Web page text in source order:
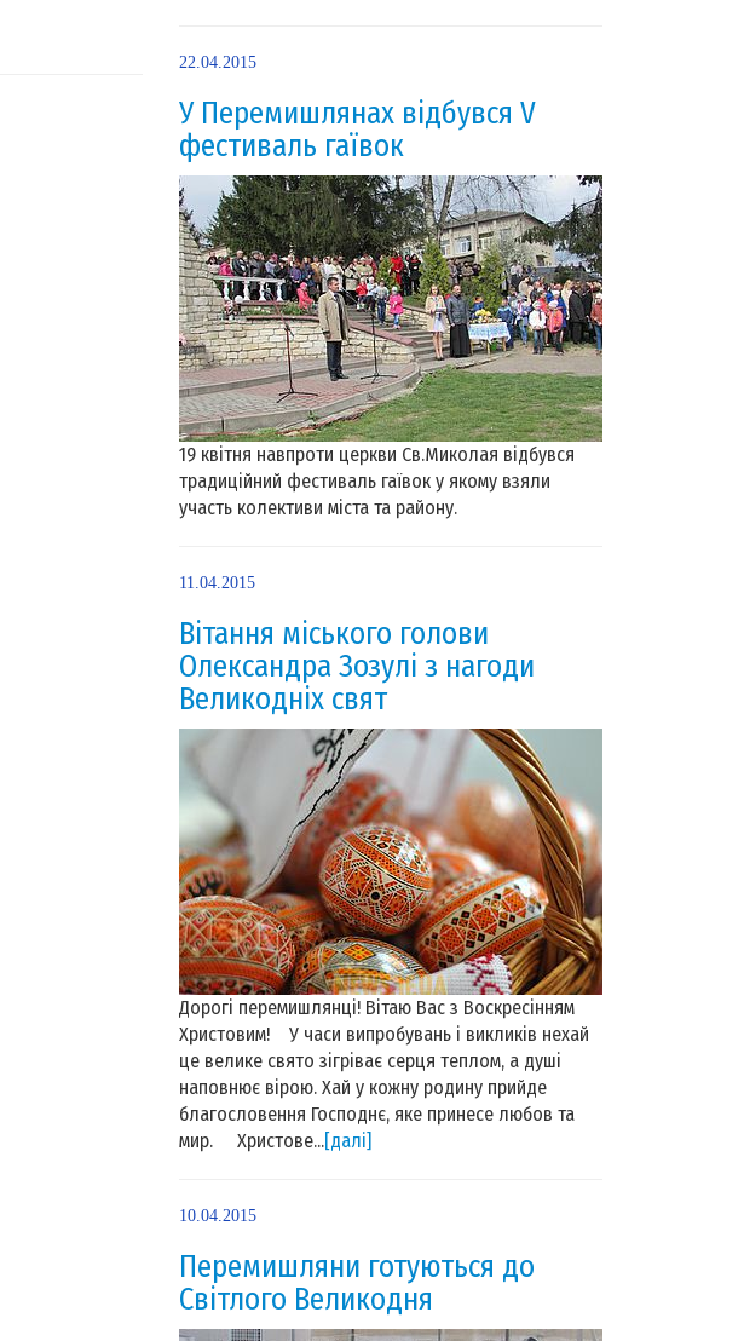
22.04.2015
У Перемишлянах відбувся V
фестиваль гаївок
19 квітня навпроти церкви Св.Миколая відбувся
традиційний фестиваль гаївок у якому взяли
участь колективи міста та району.
11.04.2015
Вітання міського голови
Олександра Зозулі з нагоди
Великодніх свят
Дорогі перемишлянці! Вітаю Вас з Воскресінням
Христовим! У часи випробувань і викликів нехай
це велике свято зігріває серця теплом, а душі
наповнює вірою. Хай у кожну родину прийде
благословення Господнє, яке принесе любов та
мир. Христове...[далі]
10.04.2015
Перемишляни готуються до
Світлого Великодня